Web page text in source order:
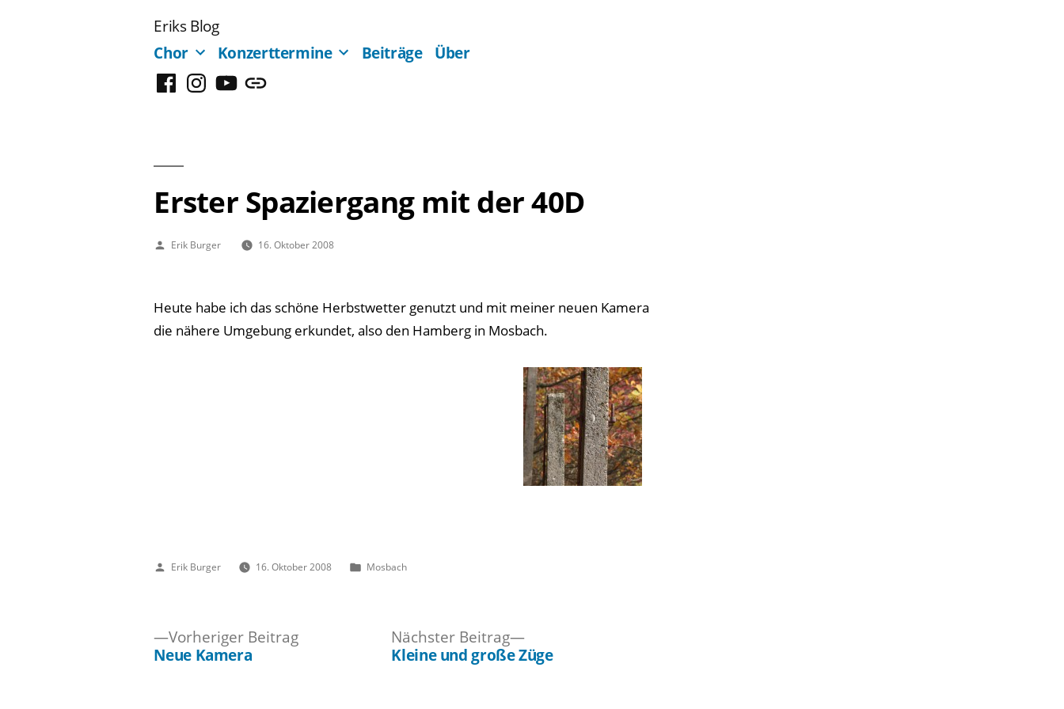
Eriks Blog
Chor
Konzerttermine Beiträge Über
FacebookInstagram
YouTubeMastodon
Erster Spaziergang mit der 40D
Veröffentlicht
Erik Burger 16. Oktober 2008
Heute habe ich das schöne Herbstwetter genutzt und mit meiner neuen Kamera
die nähere Umgebung erkundet, also den Hamberg in Mosbach.
Veröffentlicht
Erik Burger 16. Oktober 2008
Veröffentlicht
Mosbach
Vorheriger BeitragVorheriger
Neue Kamera
Nächster Beitrag
Nächster
Beitrag:
Kleine und große Züge